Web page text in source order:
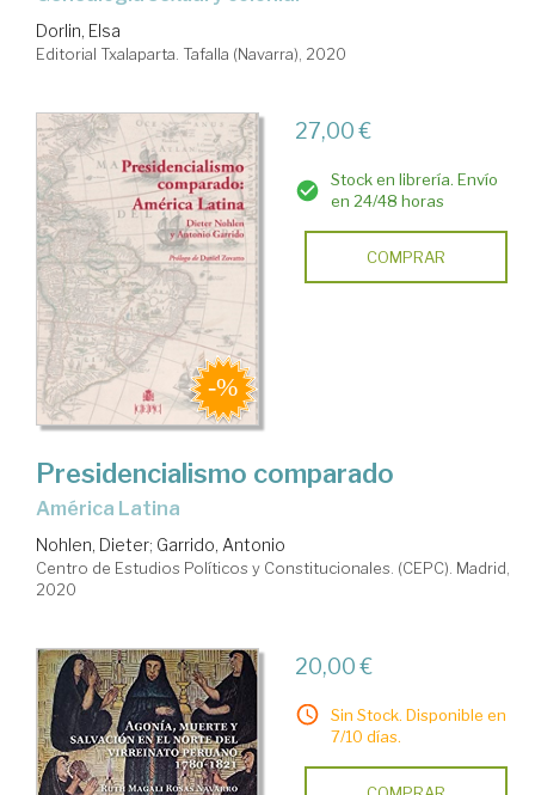
Dorlin, Elsa
Editorial Txalaparta. Tafalla (Navarra), 2020
27,00 €
Stock en librería. Envío
en 24/48 horas
COMPRAR
Presidencialismo comparado
América Latina
Nohlen, Dieter; Garrido, Antonio
Centro de Estudios Políticos y Constitucionales. (CEPC). Madrid,
2020
20,00 €
Sin Stock. Disponible en
7/10 días.